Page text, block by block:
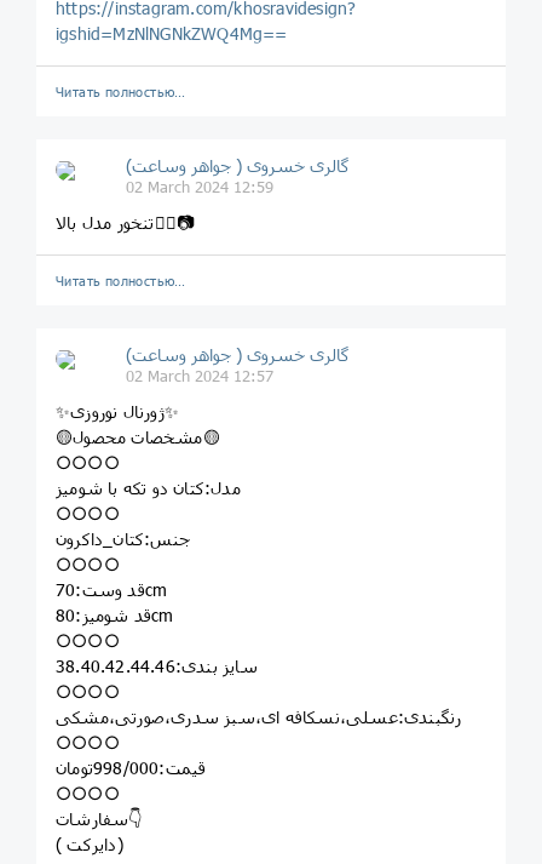
https://instagram.com/khosravidesign?
igshid=MzNlNGNkZWQ4Mg==
Читать полностью…
گالری خسروی ( جواهر وساعت)
02 March 2024 12:59
تنخور مدل بالا👆🏻📷
Читать полностью…
گالری خسروی ( جواهر وساعت)
02 March 2024 12:57
✨ژورنال نوروزی✨
🟡مشخصات محصول🟡
○○○○
مدل:کتان دو تکه با شومیز
○○○○
جنس:کتان_داکرون
○○○○
قد وست:70cm
قد شومیز:80cm
○○○○
سایز بندی:38.40.42.44.46
○○○○
رنگبندی:عسلی،نسکافه ای،سبز سدری،صورتی،مشکی
○○○○
قیمت:998/000تومان
○○○○
سفارشات👇
( دایرکت)